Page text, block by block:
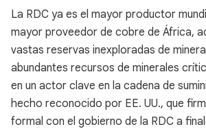
La RDC ya es el mayor productor
mayor proveedor de cobre de África,
vastas reservas inexploradas de
abundantes recursos de minerales
en un actor clave en la cadena de
hecho reconocido por EE. UU., que
formal con el gobierno de la RDC a